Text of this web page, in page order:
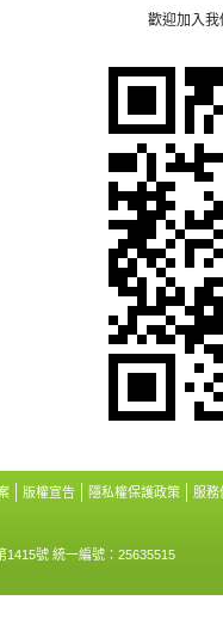
歡迎加入
版權宣告 隱私權保護政策 服務
1415號 統一編號：25635515